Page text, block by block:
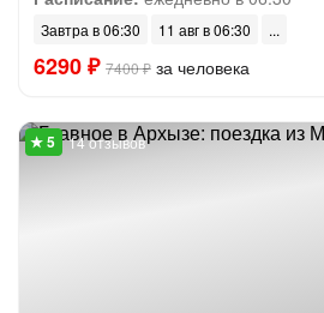
Завтра в 06:30 11 авг в 06:30
6290 ₽ 7400 ₽ за человека
14 отзывов